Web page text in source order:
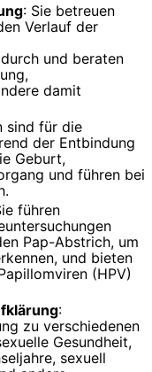
: Sie betreuen
Verlauf der
und beraten
damit
sind für die
der Entbindung
Geburt,
und führen bei
führen
Pap-Abstrich, um
und bieten
(HPV)
:
zu verschiedenen
Gesundheit,
sexuell